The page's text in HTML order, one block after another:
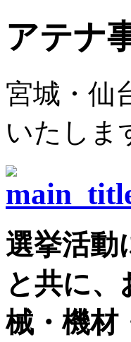
アテナ
宮城・仙
いたしま
選挙活動
と共に
械・機材